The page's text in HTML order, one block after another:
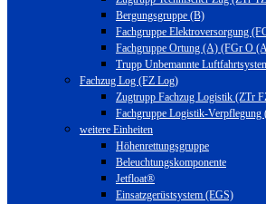
Bergungsgruppe (B)
Fachgruppe Elektroversorgung
Fachgruppe Ortung (A) (FGr O
Trupp Unbemannte
Fachzug Log (FZ Log)
Zugtrupp Fachzug Logistik (ZTr
Fachgruppe Logistik-
weitere Einheiten
Höhenrettungsgruppe
Beleuchtungskomponente
Jetfloat®
Einsatzgerüstsystem (EGS)